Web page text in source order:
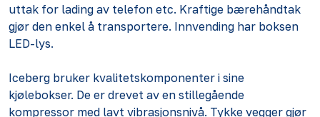
uttak for lading av telefon etc. Kraftige bærehåndtak
gjør den enkel å transportere. Innvending har boksen
LED-lys.
Iceberg bruker kvalitetskomponenter i sine
kjølebokser. De er drevet av en stillegående
kompressor med lavt vibrasjonsnivå. Tykke vegger gjør